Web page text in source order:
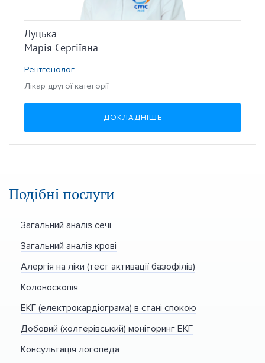
Луцька
Марія Сергіївна
Рентгенолог
Лікар другої категорії
ДОКЛАДНІШЕ
Подібні послуги
Загальний аналіз сечі
Загальний аналіз крові
Алергія на ліки (тест активації базофілів)
Колоноскопія
ЕКГ (електрокардіограма) в стані спокою
Добовий (холтерівський) моніторинг ЕКГ
Консультація логопеда